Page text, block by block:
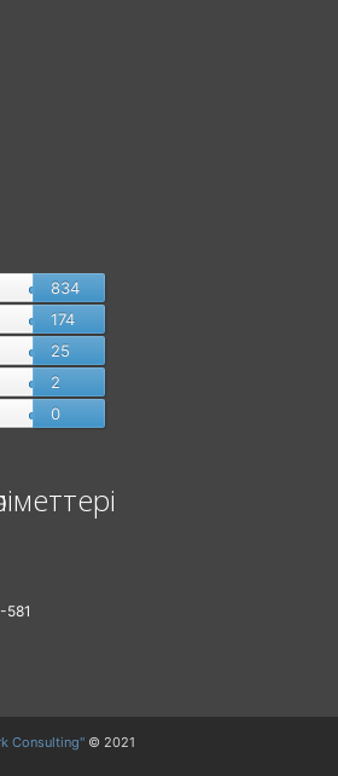
834
174
25
2
0
581
Consulting" © 2021